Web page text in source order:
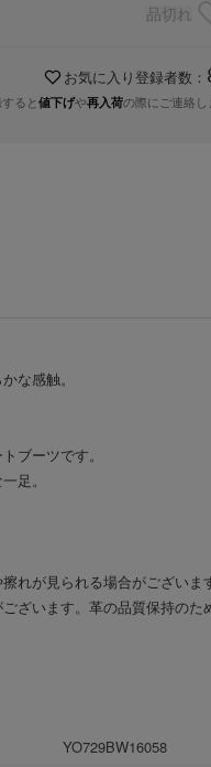
品切れ
お気に入り登録者数：
ると値下げや再入荷の際にご連絡し
な感触。
ブーツです。
足。
れが見られる場合がございます
ざいます。革の品質保持のた
YO729BW16058